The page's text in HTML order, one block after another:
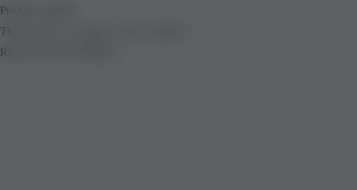
Product added!
The product is already in the wishlist!
Removed from Wishlist